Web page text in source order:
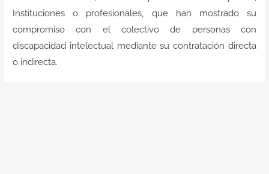
Instituciones o profesionales, que han mostrado su
compromiso con el colectivo de personas con
discapacidad intelectual mediante su contratación directa
o indirecta.